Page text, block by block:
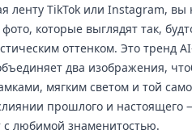
ленту TikTok или Instagram,
которые выглядят так,
оттенком. Это тренд
два изображения,
мягким светом и той
прошлого и настоящего
с любимой знаменитостью.